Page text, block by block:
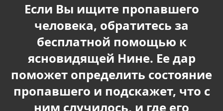
Если Вы ищите пропавшего
человека, обратитесь за
бесплатной помощью к
ясновидящей Нине. Ее дар
поможет определить состояние
пропавшего и подскажет, что с
ним случилось, и где его